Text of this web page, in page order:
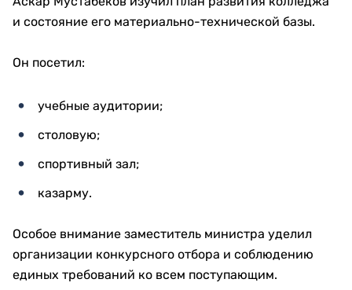
и состояние его материально-технической базы.
Он посетил:
учебные аудитории;
столовую;
спортивный зал;
казарму.
Особое внимание заместитель министра уделил
организации конкурсного отбора и соблюдению
единых требований ко всем поступающим.